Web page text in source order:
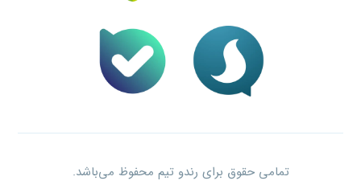
تمامی حقوق برای رندو تیم محفوظ می‌باشد.